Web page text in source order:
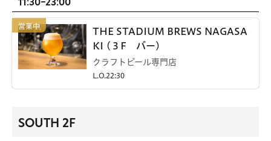
THE STADIUM BREWS NAGASA
KI (３F バー)
クラフトビール専門店
L.O.22:30
SOUTH 2F